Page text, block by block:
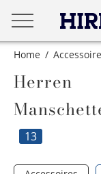
Home
Herren
13